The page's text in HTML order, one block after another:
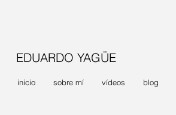
EDUARDO YAGÜE
inicio sobre mí vídeos blog